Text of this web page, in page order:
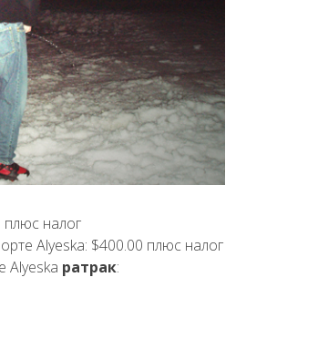
плюс налог
Alyeska: $400.00 плюс налог
Alyeska ратрак: